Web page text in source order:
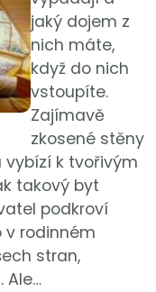
jaký dojem z
nich máte,
když do nich
vstoupíte.
Zajímavě
zkosené stěny
k tvořivým
takový byt
podkroví
rodinném
stran,
Ale…